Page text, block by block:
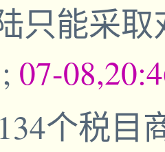
只能采
; 07-
个税目